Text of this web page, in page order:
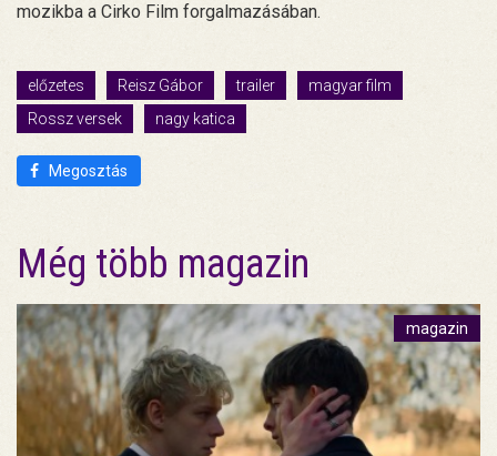
mozikba a Cirko Film forgalmazásában.
előzetes Reisz Gábor trailer
magyar film
Rossz versek
nagy katica
Megosztás
Még több magazin
magazin